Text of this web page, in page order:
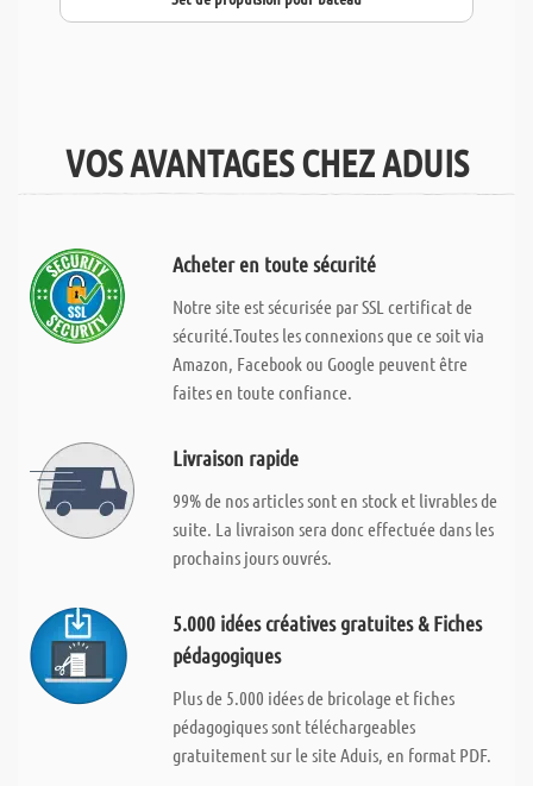
VOS AVANTAGES CHEZ ADUIS
Acheter en toute sécurité
Notre site est sécurisée par SSL certificat de
sécurité.Toutes les connexions que ce soit via
Amazon, Facebook ou Google peuvent être
faites en toute confiance.
Livraison rapide
99% de nos articles sont en stock et livrables de
suite. La livraison sera donc effectuée dans les
prochains jours ouvrés.
5.000 idées créatives gratuites & Fiches
pédagogiques
Plus de 5.000 idées de bricolage et fiches
pédagogiques sont téléchargeables
gratuitement sur le site Aduis, en format PDF.